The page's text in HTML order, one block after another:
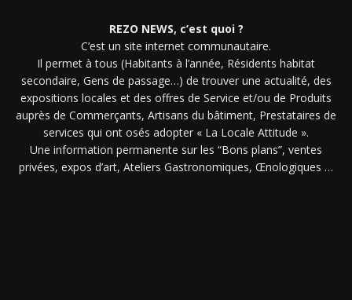
REZO NEWS, c’est quoi ?
C’est un site internet communautaire.
Il permet à tous (Habitants à l’année, Résidents habitat
secondaire, Gens de passage…) de trouver une actualité, des
expositions locales et des offres de Service et/ou de Produits
auprès de Commerçants, Artisans du bâtiment, Prestataires de
services qui ont osés adopter « La Locale Attitude ».
Une information permanente sur les “Bons plans”, ventes
privées, expos d’art, Ateliers Gastronomiques, Œnologiques …